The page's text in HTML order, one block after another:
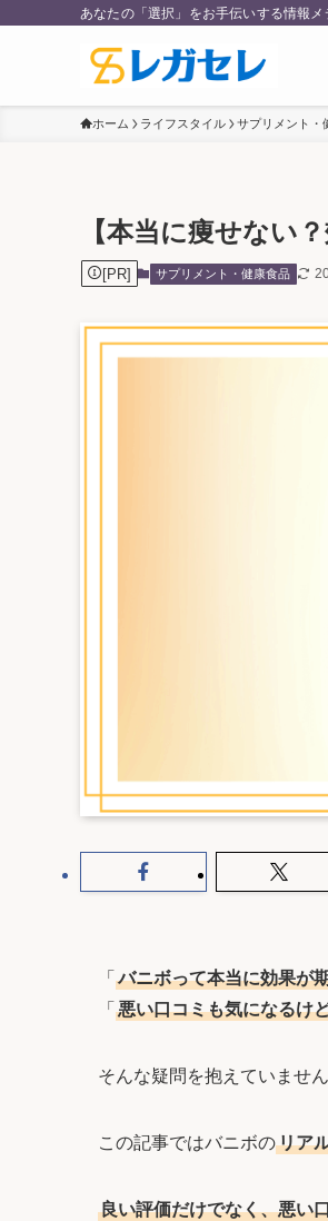
あなたの「選択」をお手伝いする情報メ
ホーム ライフスタイル サプリメント・
【本当に痩せない
[PR] サプリメント・健康食品
「 バニボって本当に効果が
「 悪い口コミも気になるけ
そんな疑問を抱えていませ
この記事ではバニボのリア
良い評価だけでなく、悪い